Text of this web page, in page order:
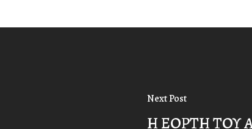
Next Post
Η ΕΟΡΤΗ ΤΟΥ